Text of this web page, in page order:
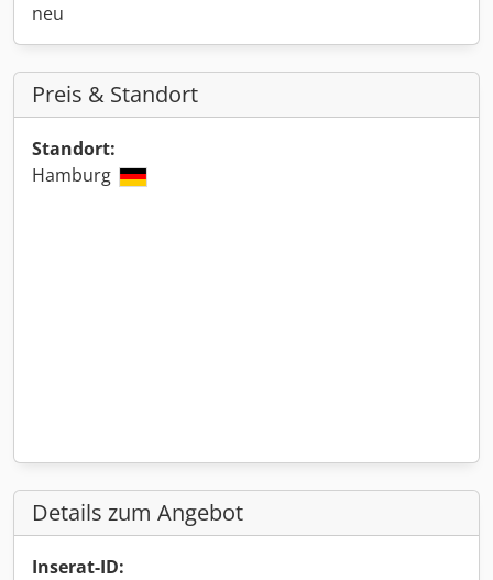
neu
Preis & Standort
Standort:
Hamburg
Details zum Angebot
Inserat-ID: